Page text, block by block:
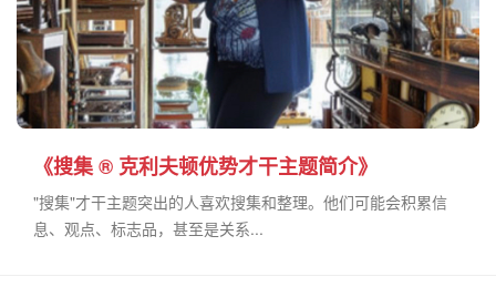
《搜集 ® 克利夫顿优势才干主题简介》
"搜集"才干主题突出的人喜欢搜集和整理。他们可能会积累信
息、观点、标志品，甚至是关系...